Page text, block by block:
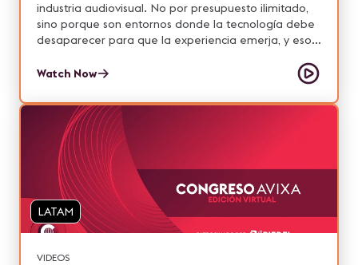
industria audiovisual. No por presupuesto ilimitado,
sino porque son entornos donde la tecnología debe
desaparecer para que la experiencia emerja, y eso
proyectos demandan. En esta sesión, dos estudios
referentes del ecosistema creativo-tecnológico de
Barcelona comparten el proceso real detrás de sus
proyectos más ambiciosos. UNIVRSE presenta cómo
diseñar experiencias de realidad virtual compartida
a gran escala, donde múltiples usuarios interactúan
simultáneamente en un espacio físico, con casos
como Art Masters en el Museo del Prado y FCB
Virtual Dreams en el Museo del Barça. Onionlab
muestra cómo combinar 3D mapping, inteligencia
artificial y diseño interactivo para crear instalaciones
Watch Now
LATAM
VIDEOS